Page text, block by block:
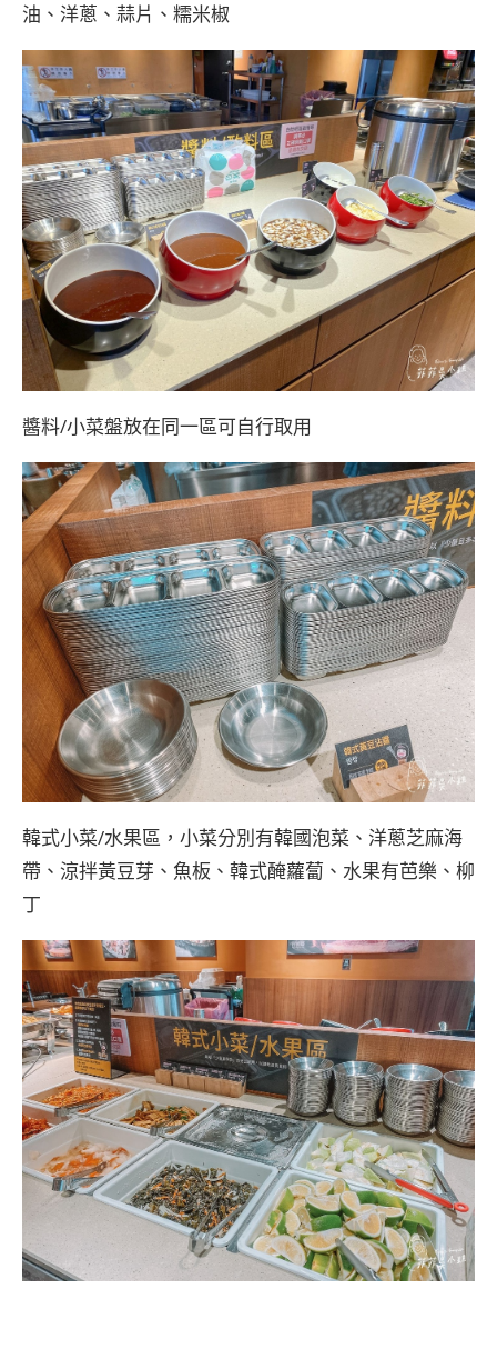
油、洋蔥、蒜片、糯米椒
醬料/小菜盤放在同一區可自行取用
韓式小菜/水果區，小菜分別有韓國泡菜、洋蔥芝麻海
帶、涼拌黃豆芽、魚板、韓式醃蘿蔔、水果有芭樂、柳
丁